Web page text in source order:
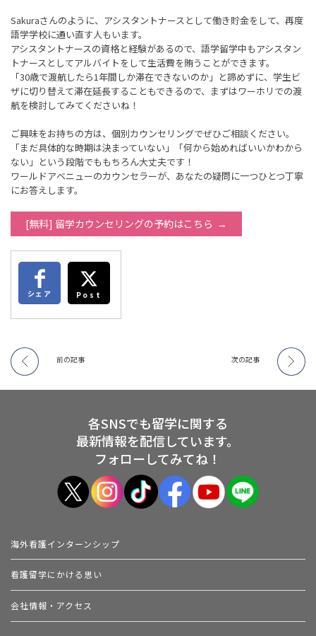
Sakuraさんのように、アシスタントナースとして働き貯金をして、再度
語学学校に通い直す人もいます。
アシスタントナースの資格と経験があるので、語学留学中もアシスタン
トナースとしてアルバイトをして生活費を賄うことができます。
「30歳で渡航したら1年間しか滞在できないのか」と諦めずに、学生ビ
ザに切り替えて滞在延長することもできるので、まずはワーホリでの渡
航を検討してみてくださいね！
ご興味をお持ちの方は、個別カウンセリングでぜひご相談ください。
「まだ具体的な時期は決まっていない」「何から始めればいいかわから
ない」という段階でももちろん大丈夫です！
ワールドアベニューのカウンセラーが、あなたの疑問に一つひとつ丁寧
にお答えします。
[無料] 留学カウンセリングの予約はこちら
シェア Post
前の記事 次の記事
各SNSでも留学に関する
最新情報を配信しています。
フォローしてみてね！
海外看護インターンシップ
看護留学にかける思い
会社情報・アクセス